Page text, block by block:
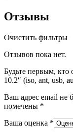
Отзывы
Очистить фильтры
Отзывов пока нет.
Будьте первым, кто
10.2″ (iso, ant, usb,
Ваш адрес email не
помечены *
Ваша оценка *